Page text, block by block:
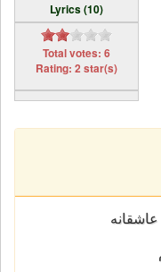
Lyrics (10)
Total votes: 6
Rating: 2 star(s)